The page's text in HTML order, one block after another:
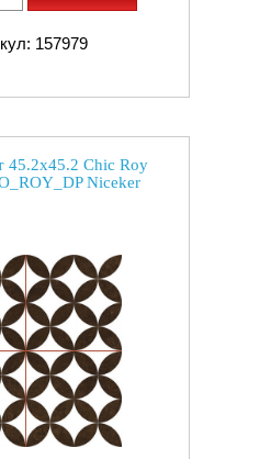
157979
45.2x45.2 Chic Roy
Niceker